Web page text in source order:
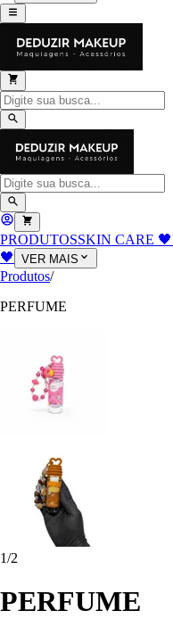
PRODUTOSSKIN CARE 🖤
🖤
VER MAIS
Produtos/
PERFUME
1/2
PERFUME